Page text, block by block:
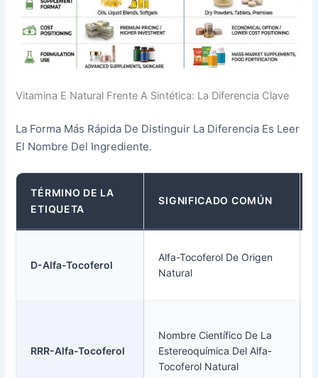
Vitamina E Natural Frente A Sintética: La Diferencia Clave
La Forma Más Rápida De Distinguir La Diferencia Es Leer
El Nombre Del Ingrediente.
TÉRMINO DE LA
ETIQUETA
SIGNIFICADO COMÚN
D-Alfa-Tocoferol
Alfa-Tocoferol De Origen
Natural
RRR-Alfa-Tocoferol
Nombre Científico De La
Estereoquímica Del Alfa-
Tocoferol Natural